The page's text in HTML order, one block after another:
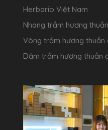
Herbario Việt Nam
Nhang trầm hương
Vòng trầm hương thuần
Dăm trầm hương thuần